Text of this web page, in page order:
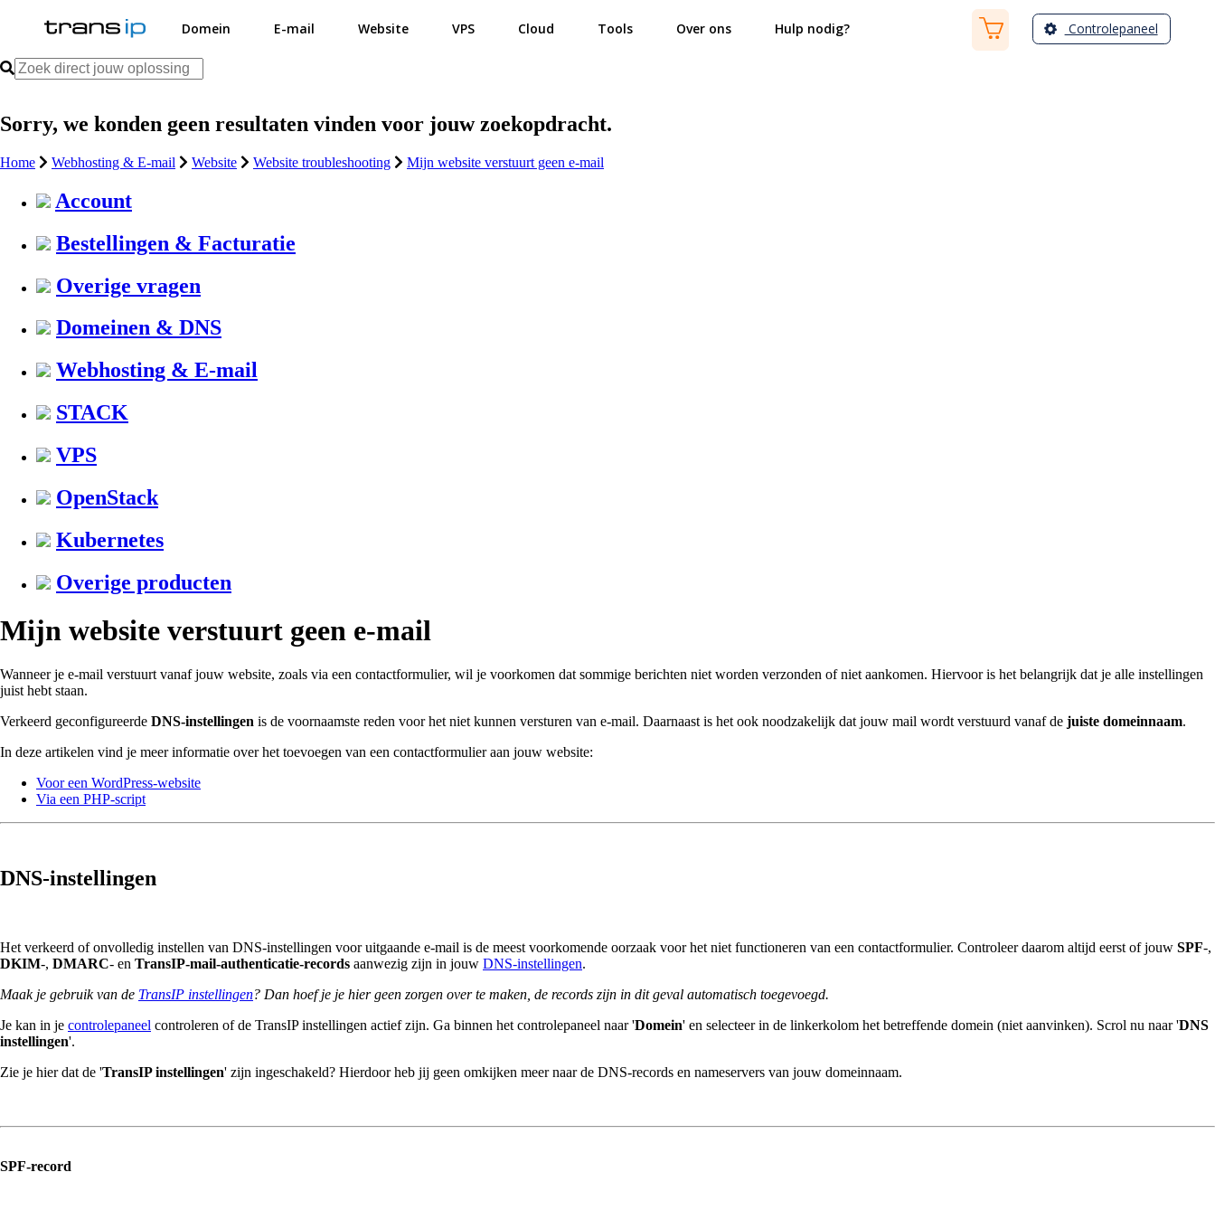
Domein E-mail Website VPS Cloud Tools Over ons Hulp nodig? Controlepaneel
Sorry, we konden geen resultaten vinden voor jouw zoekopdracht.
Home Webhosting & E-mail Website Website troubleshooting Mijn website verstuurt geen e-mail
Account
Bestellingen & Facturatie
Overige vragen
Domeinen & DNS
Webhosting & E-mail
STACK
VPS
OpenStack
Kubernetes
Overige producten
Mijn website verstuurt geen e-mail
Wanneer je e-mail verstuurt vanaf jouw website, zoals via een contactformulier, wil je voorkomen dat sommige berichten niet worden verzonden of niet aankomen. Hiervoor is het belangrijk dat je alle instellingen
juist hebt staan.
Verkeerd geconfigureerde DNS-instellingen is de voornaamste reden voor het niet kunnen versturen van e-mail. Daarnaast is het ook noodzakelijk dat jouw mail wordt verstuurd vanaf de juiste domeinnaam.
In deze artikelen vind je meer informatie over het toevoegen van een contactformulier aan jouw website:
Voor een WordPress-website
Via een PHP-script
DNS-instellingen
Het verkeerd of onvolledig instellen van DNS-instellingen voor uitgaande e-mail is de meest voorkomende oorzaak voor het niet functioneren van een contactformulier. Controleer daarom altijd eerst of jouw SPF-,
DKIM-, DMARC- en TransIP-mail-authenticatie-records aanwezig zijn in jouw DNS-instellingen.
Maak je gebruik van de TransIP instellingen? Dan hoef je je hier geen zorgen over te maken, de records zijn in dit geval automatisch toegevoegd.
Je kan in je controlepaneel controleren of de TransIP instellingen actief zijn. Ga binnen het controlepaneel naar 'Domein' en selecteer in de linkerkolom het betreffende domein (niet aanvinken). Scrol nu naar 'DNS
instellingen'.
Zie je hier dat de 'TransIP instellingen' zijn ingeschakeld? Hierdoor heb jij geen omkijken meer naar de DNS-records en nameservers van jouw domeinnaam.
SPF-record